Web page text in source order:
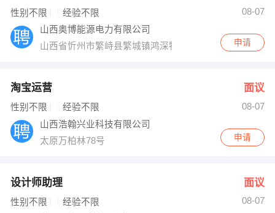
性别不限 经验不限
08-07
山西奥博能源电力有限公司
山西省忻州市繁峙县繁城镇鸿深物流园区
申请
淘宝运营 面议
性别不限 经验不限
08-07
山西浩翰兴业科技有限公司
太原万柏林78号
申请
设计师助理 面议
性别不限 经验不限
08-07